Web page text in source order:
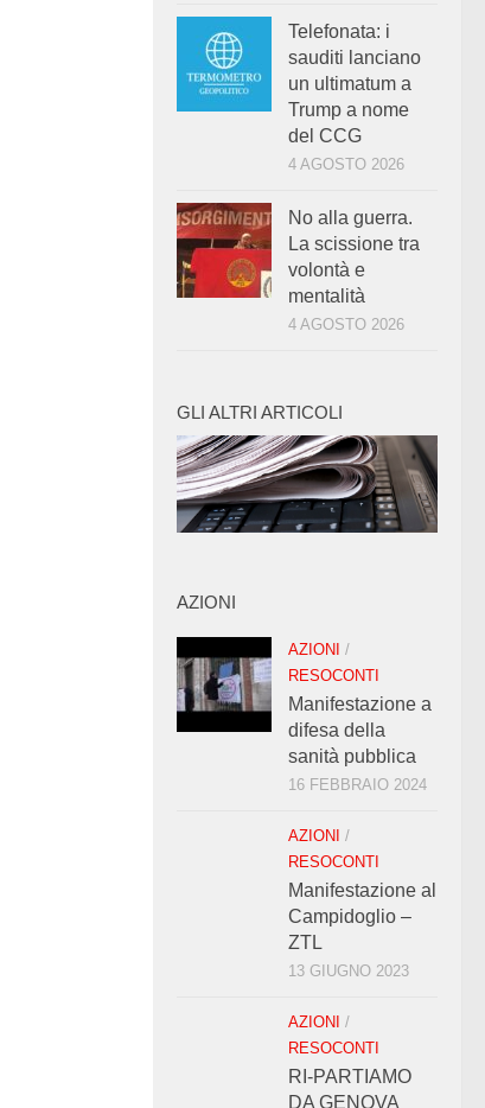
Telefonata: i
sauditi lanciano
un ultimatum a
Trump a nome
del CCG
4 AGOSTO 2026
No alla guerra.
La scissione tra
volontà e
mentalità
4 AGOSTO 2026
GLI ALTRI ARTICOLI
AZIONI
AZIONI /
RESOCONTI
Manifestazione a
difesa della
sanità pubblica
16 FEBBRAIO 2024
AZIONI /
RESOCONTI
Manifestazione al
Campidoglio –
ZTL
13 GIUGNO 2023
AZIONI /
RESOCONTI
RI-PARTIAMO
DA GENOVA